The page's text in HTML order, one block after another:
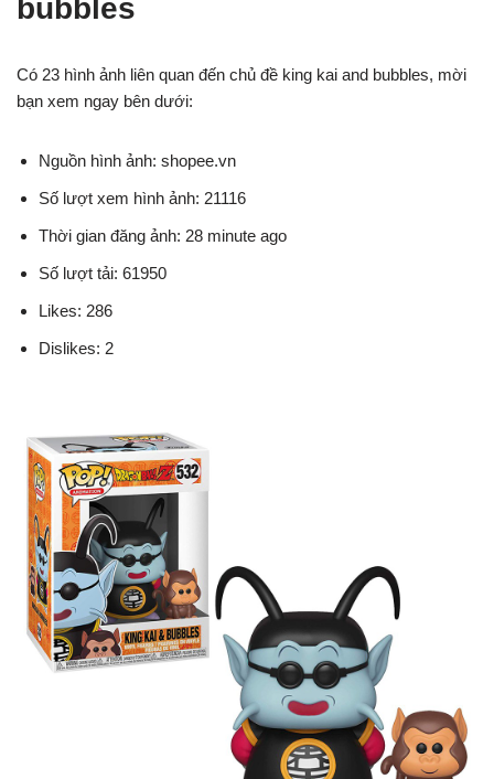
bubbles
Có 23 hình ảnh liên quan đến chủ đề king kai and bubbles, mời
bạn xem ngay bên dưới:
Nguồn hình ảnh: shopee.vn
Số lượt xem hình ảnh: 21116
Thời gian đăng ảnh: 28 minute ago
Số lượt tải: 61950
Likes: 286
Dislikes: 2